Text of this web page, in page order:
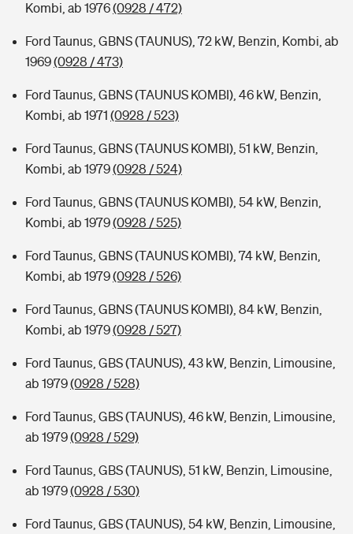
Kombi, ab 1976(0928 / 472)
Ford Taunus, GBNS (TAUNUS), 72 kW, Benzin, Kombi, ab
1969(0928 / 473)
Ford Taunus, GBNS (TAUNUS KOMBI), 46 kW, Benzin,
Kombi, ab 1971 (0928 / 523)
Ford Taunus, GBNS (TAUNUS KOMBI), 51 kW, Benzin,
Kombi, ab 1979(0928 / 524)
Ford Taunus, GBNS (TAUNUS KOMBI), 54 kW, Benzin,
Kombi, ab 1979(0928 / 525)
Ford Taunus, GBNS (TAUNUS KOMBI), 74 kW, Benzin,
Kombi, ab 1979(0928 / 526)
Ford Taunus, GBNS (TAUNUS KOMBI), 84 kW, Benzin,
Kombi, ab 1979(0928 / 527)
Ford Taunus, GBS (TAUNUS), 43 kW, Benzin, Limousine,
ab 1979(0928 / 528)
Ford Taunus, GBS (TAUNUS), 46 kW, Benzin, Limousine,
ab 1979(0928 / 529)
Ford Taunus, GBS (TAUNUS), 51 kW, Benzin, Limousine,
ab 1979(0928 / 530)
Ford Taunus, GBS (TAUNUS), 54 kW, Benzin, Limousine,